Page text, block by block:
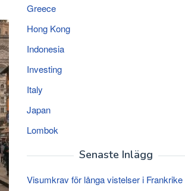
Greece
Hong Kong
Indonesia
Investing
Italy
Japan
Lombok
Senaste Inlägg
Visumkrav för långa vistelser i Frankrike